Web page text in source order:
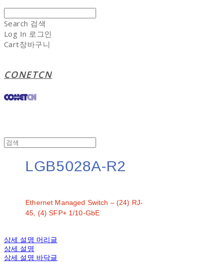
Search 검색
Log In 로그인
Cart장바구니
CONETCN
LGB5028A-R2
Ethernet Managed Switch – (24) RJ-
45, (4) SFP+ 1/10-GbE
상세 설명 머리글
상세 설명
상세 설명 바닥글